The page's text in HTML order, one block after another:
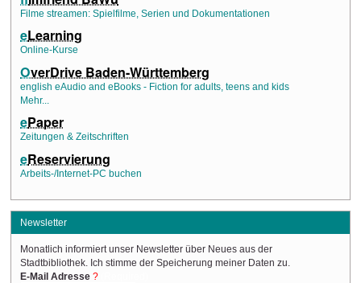
Filme streamen: Spielfilme, Serien und Dokumentationen
eLearning
Online-Kurse
OverDrive Baden-Württemberg
english eAudio and eBooks - Fiction for adults, teens and kids
Mehr...
ePaper
Zeitungen & Zeitschriften
eReservierung
Arbeits-/Internet-PC buchen
Newsletter
Monatlich informiert unser Newsletter über Neues aus der
Stadtbibliothek. Ich stimme der Speicherung meiner Daten zu.
E-Mail Adresse